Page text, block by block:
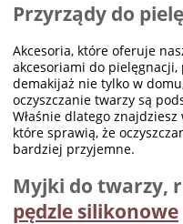
Przyrządy do
Akcesoria, które oferuje
akcesoriami do pielęgnacji,
demakijaż nie tylko w
oczyszczanie twarzy są
Właśnie dlatego
które sprawią, że
bardziej przyjemne.
Myjki do twarzy,
pędzle silikonowe